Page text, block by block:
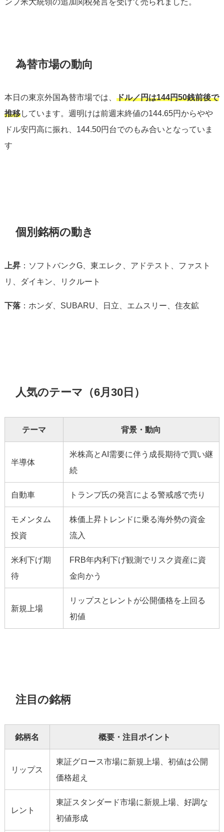
為替市場の動向
本日の東京外国為替市場では、 ドル／円は144円50銭前後で
推移しています。週明けは前週末終値の144.65円からやや
ドル安円高に振れ、144.50円台でのもみ合いとなっていま
す
個別銘柄の動き
上昇：ソフトバンクG、東エレク、アドテスト、ファスト
リ、ダイキン、リクルート
下落：ホンダ、SUBARU、日立、エムスリー、住友鉱
人気のテーマ（6月30日）
テーマ 背景・動向
半導体
米株高とAI需要に伴う成長期待で買い継
続
自動車 トランプ氏の発言による警戒感で売り
モメンタム
投資
株価上昇トレンドに乗る海外勢の資金
流入
米利下げ期
待
FRB年内利下げ観測でリスク資産に資
金向かう
新規上場
リップスとレントが公開価格を上回る
初値
注目の銘柄
銘柄名 概要・注目ポイント
リップス
東証グロース市場に新規上場、初値は公開
価格超え
レント
東証スタンダード市場に新規上場、好調な
初値形成